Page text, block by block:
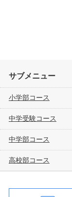
サブメニュー
小学部コース
中学受験コース
中学部コース
高校部コース